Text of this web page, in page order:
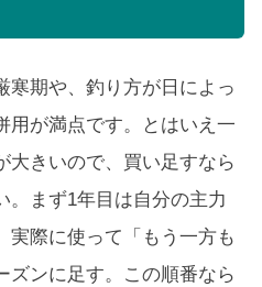
寒期や、釣り方が日によっ
用が満点です。とはいえ一
大きいので、買い足すなら
。まず1年目は自分の主力
実際に使って「もう一方も
ズンに足す。この順番なら